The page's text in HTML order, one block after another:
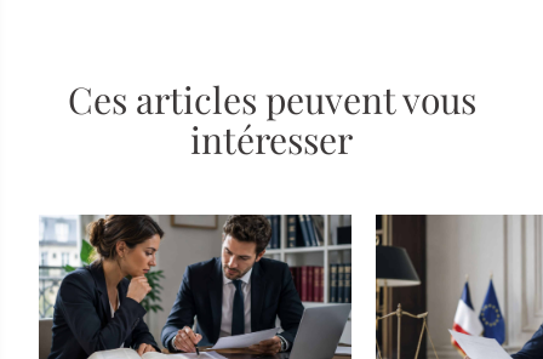
Ces articles peuvent vous
intéresser